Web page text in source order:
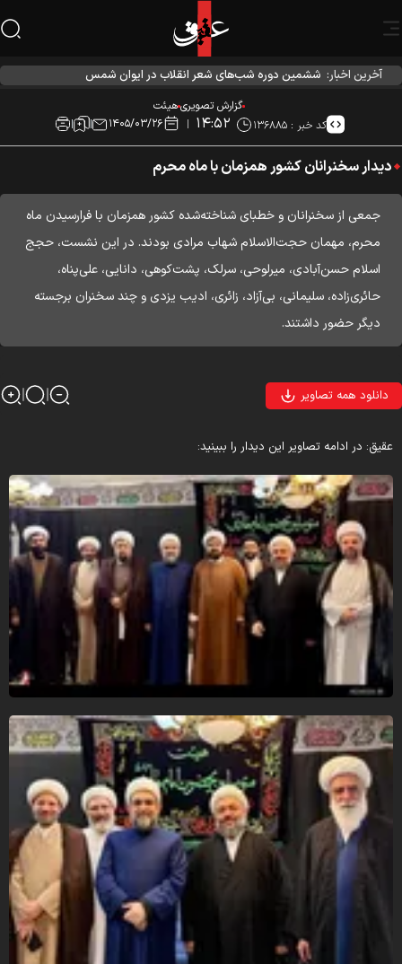
آخرین اخبار: ششمین دوره شب‌های شعر انقلاب در ایوان شمس
گزارش تصویریهیئت
کد خبر : ۱۳۶۸۸۵ ۱۴:۵۲ ۱۴۰۵/۰۳/۲۶
دیدار سخنرانان کشور همزمان با ماه محرم
جمعی از سخنرانان و خطبای شناخته‌شده کشور همزمان با فرارسیدن ماه
محرم، مهمان حجت‌الاسلام شهاب مرادی بودند. در این نشست، حجج
اسلام حسن‌آبادی، میرلوحی، سرلک، پشت‌کوهی، دانایی، علی‌پناه،
حائری‌زاده، سلیمانی، بی‌آزاد، زائری، ادیب یزدی و چند سخنران برجسته
دیگر حضور داشتند.
دانلود همه تصاویر
عقیق: در ادامه تصاویر این دیدار را ببینید: